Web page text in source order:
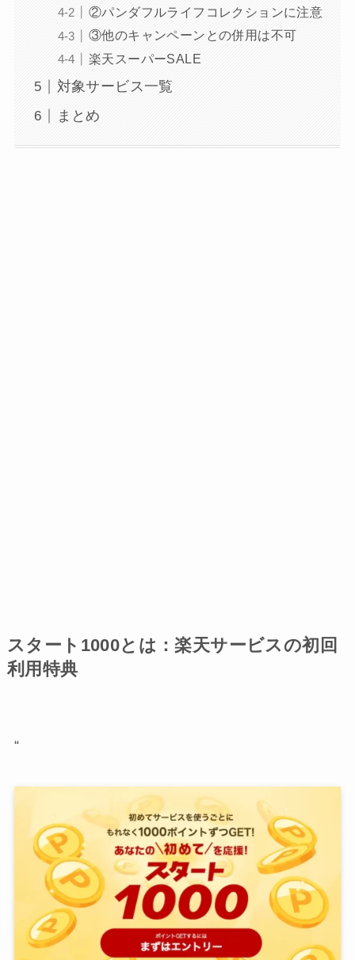
②パンダフルライフコレクションに注意
③他のキャンペーンとの併用は不可
楽天スーパーSALE
対象サービス一覧
まとめ
スタート1000とは：楽天サービスの初回
利用特典
“